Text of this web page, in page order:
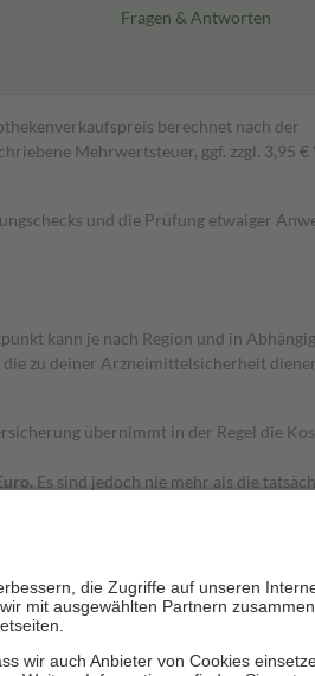
Fragen & Antworten
berechnet nach der
Mehrwertsteuer, ggf. zzgl. 3,95 €
und die Prüfung etwaiger
kann je nach Region und in
zu deiner Arzneimittelsicherheit
übernimmt in der Regel die
Es sind jedoch nie mehr als die
Zuzahlungen an bei: